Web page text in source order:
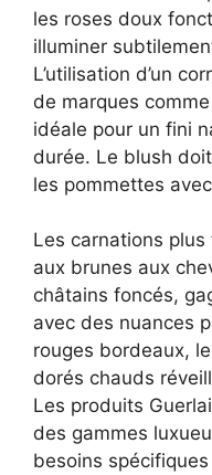
les roses doux
illuminer
L’utilisation d’un
de marques
idéale pour un fini
durée. Le blush
les pommettes
Les carnations
aux brunes aux
châtains foncés,
avec des nuances
rouges bordeaux,
dorés chauds
Les produits
des gammes
besoins